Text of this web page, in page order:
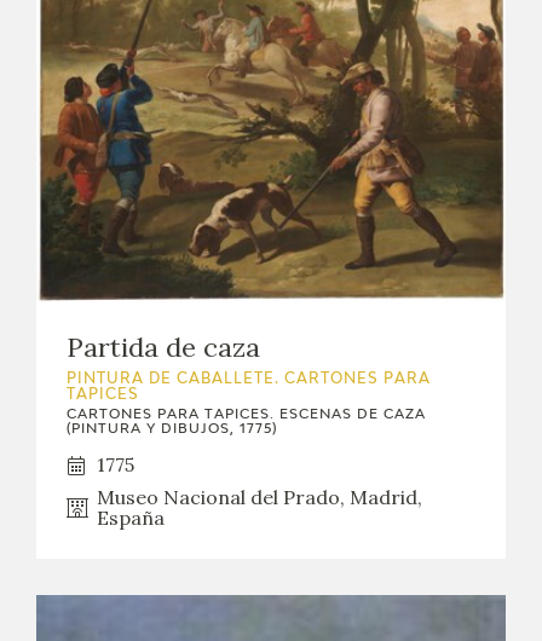
Partida de caza
PINTURA DE CABALLETE. CARTONES PARA
TAPICES
CARTONES PARA TAPICES. ESCENAS DE CAZA
(PINTURA Y DIBUJOS, 1775)
1775
Museo Nacional del Prado, Madrid,
España